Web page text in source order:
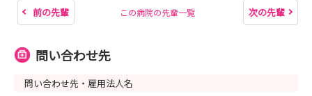
前の先輩 この病院の先輩一覧 次の先輩
問い合わせ先
問い合わせ先・雇用法人名